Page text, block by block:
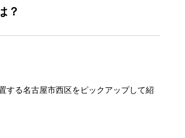
？
する名古屋市西区をピックアップして紹